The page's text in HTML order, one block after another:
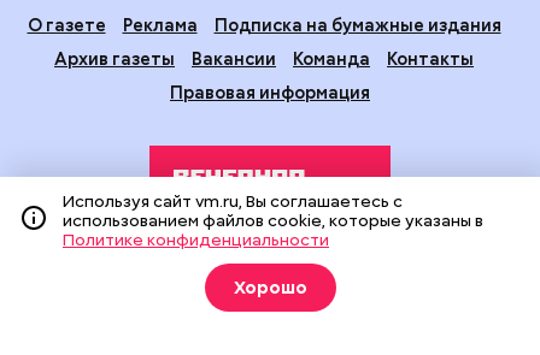
О газете Реклама
Подписка на бумажные издания
Архив газеты
Вакансии Команда
Контакты
Правовая информация
Издание создано при финансовой поддержке Департамента
средств массовой информации и рекламы города Москвы.
На сайте применяются рекомендательные технологии
Используя сайт vm.ru, Вы соглашаетесь с
использованием файлов cookie, которые указаны в
Политике конфиденциальности
Хорошо